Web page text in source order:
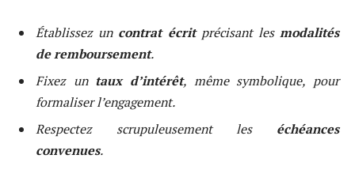
Établissez un contrat écritprécisant lesmodalités
de remboursement.
Fixez un taux d’intérêt, même symbolique, pour
formaliser l’engagement.
Respectez scrupuleusement les échéances
convenues.